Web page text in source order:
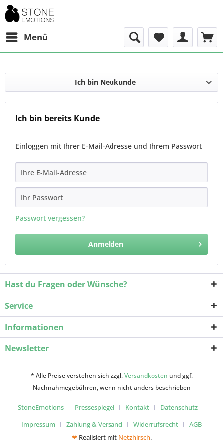
Menü
Ich bin Neukunde
Ich bin bereits Kunde
Einloggen mit Ihrer E-Mail-Adresse und Ihrem Passwort
Passwort vergessen?
Anmelden
Hast du Fragen oder Wünsche?
Service
Informationen
Newsletter
* Alle Preise verstehen sich zzgl.Versandkosten und ggf.
Nachnahmegebühren, wenn nicht anders beschrieben
StoneEmotions Pressespiegel Kontakt
Datenschutz
Impressum
Zahlung & Versand Widerrufsrecht
AGB
❤ Realisiert mit Netzhirsch.